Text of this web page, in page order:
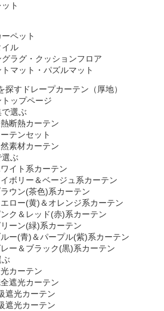
ト
ペット
イル
グラグ・クッションフロア
マット・パズルマット
ドレープカーテン（厚地）
ップページ
で選ぶ
断熱カーテン
テンセット
素材カーテン
選ぶ
イト系カーテン
ボリー＆ベージュ系カーテン
ウン(茶色)系カーテン
ロー(黄)＆オレンジ系カーテン
ンク＆レッド(赤)系カーテン
ーン(緑)系カーテン
ー(青)＆パープル(紫)系カーテン
ー＆ブラック(黒)系カーテン
ぶ
カーテン
遮光カーテン
遮光カーテン
遮光カーテン